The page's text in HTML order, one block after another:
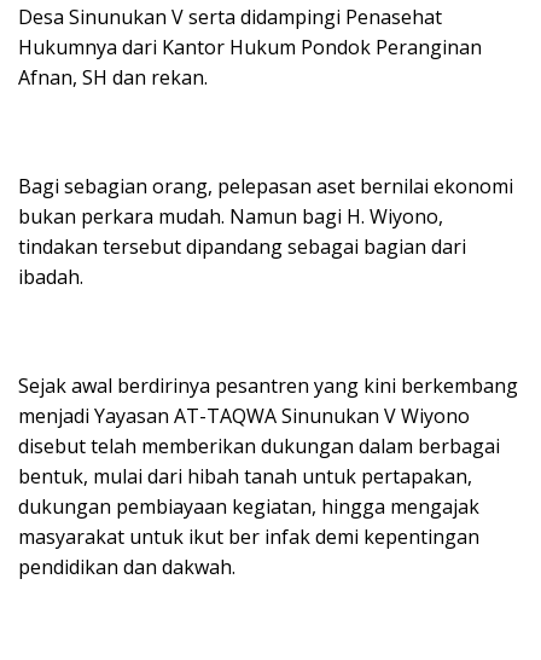
Desa Sinunukan V serta didampingi Penasehat
Hukumnya dari Kantor Hukum Pondok Peranginan
Afnan, SH dan rekan.
Bagi sebagian orang, pelepasan aset bernilai ekonomi
bukan perkara mudah. Namun bagi H. Wiyono,
tindakan tersebut dipandang sebagai bagian dari
ibadah.
Sejak awal berdirinya pesantren yang kini berkembang
menjadi Yayasan AT-TAQWA Sinunukan V Wiyono
disebut telah memberikan dukungan dalam berbagai
bentuk, mulai dari hibah tanah untuk pertapakan,
dukungan pembiayaan kegiatan, hingga mengajak
masyarakat untuk ikut ber infak demi kepentingan
pendidikan dan dakwah.